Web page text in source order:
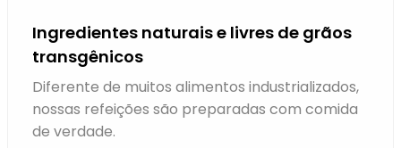
Ingredientes naturais e livres de grãos
transgênicos
Diferente de muitos alimentos industrializados,
nossas refeições são preparadas com comida
de verdade.